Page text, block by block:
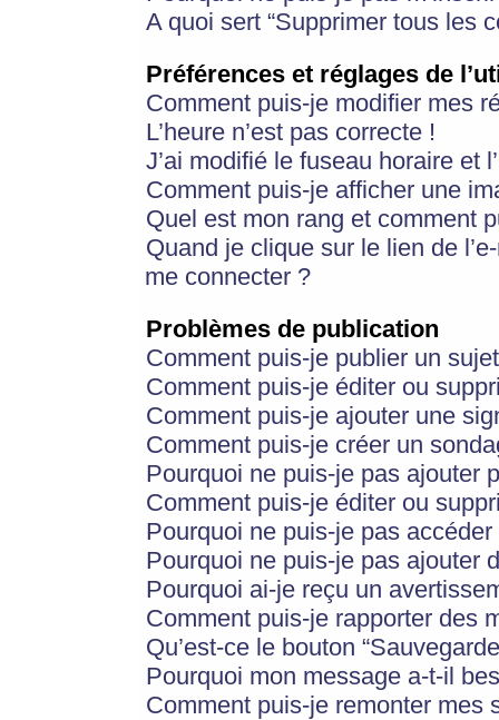
A quoi sert “Supprimer tous les
Préférences et réglages de
Comment puis-je modifier mes
L’heure n’est pas correcte !
J’ai modifié le fuseau horaire et
Comment puis-je afficher une
Quel est mon rang et comment
Quand je clique sur le lien de
me connecter ?
Problèmes de publication
Comment puis-je publier un
Comment puis-je éditer ou
Comment puis-je ajouter une
Comment puis-je créer un
Pourquoi ne puis-je pas ajouter
Comment puis-je éditer ou
Pourquoi ne puis-je pas
Pourquoi ne puis-je pas ajouter
Pourquoi ai-je reçu un
Comment puis-je rapporter des
Qu’est-ce le bouton
Pourquoi mon message a-t-il
Comment puis-je remonter mes